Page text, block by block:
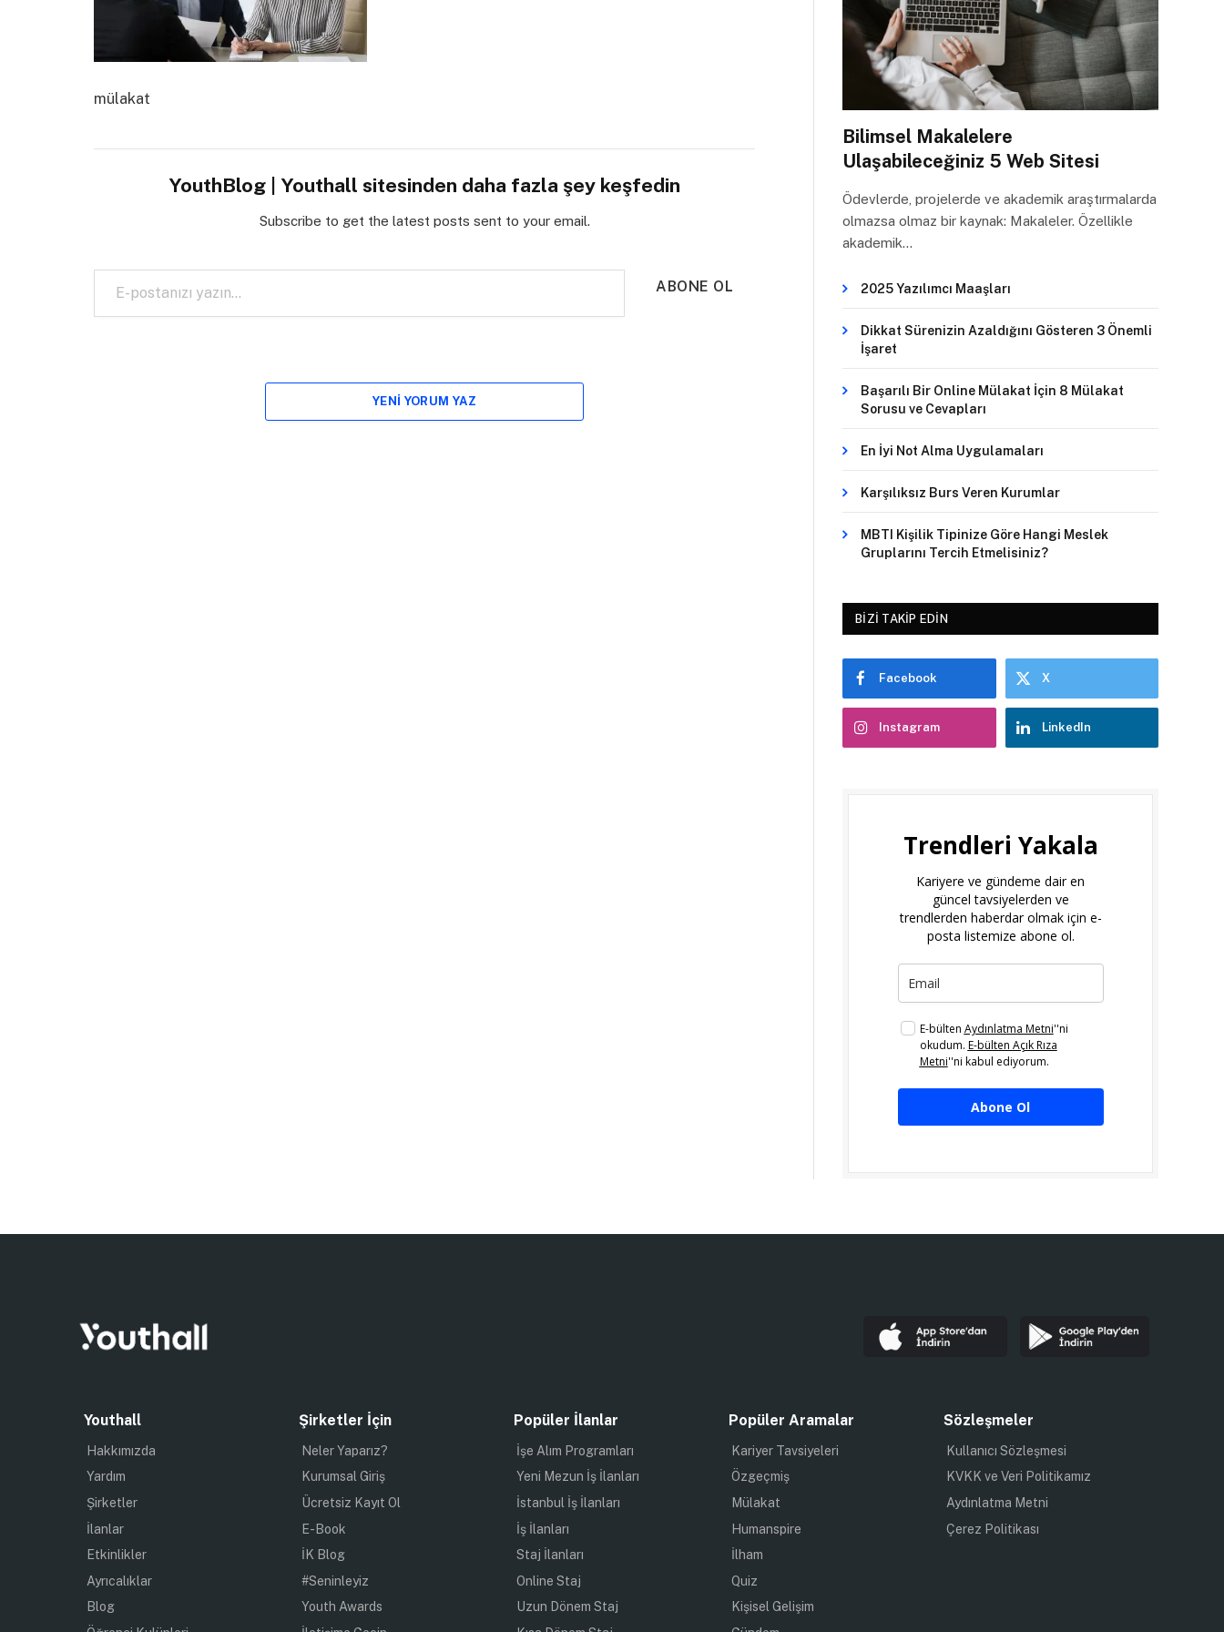
mülakat
YouthBlog | Youthall sitesinden daha fazla şey keşfedin
Subscribe to get the latest posts sent to your email.
E-postanızı yazın…
ABONE OL
YENI YORUM YAZ
Bilimsel Makalelere
Ulaşabileceğiniz 5 Web Sitesi
Ödevlerde, projelerde ve akademik araştırmalarda
olmazsa olmaz bir kaynak: Makaleler. Özellikle
akademik…
2025 Yazılımcı Maaşları
Dikkat Sürenizin Azaldığını Gösteren 3 Önemli
İşaret
Başarılı Bir Online Mülakat İçin 8 Mülakat
Sorusu ve Cevapları
En İyi Not Alma Uygulamaları
Karşılıksız Burs Veren Kurumlar
MBTI Kişilik Tipinize Göre Hangi Meslek
Gruplarını Tercih Etmelisiniz?
BIZI TAKIP EDIN
Facebook X
Instagram LinkedIn
Trendleri Yakala
Kariyere ve gündeme dair en
güncel tavsiyelerden ve
trendlerden haberdar olmak için e-
posta listemize abone ol.
E-bülten Aydınlatma Metni''ni
okudum. E-bülten Açık Rıza
Metni''ni kabul ediyorum.
Abone Ol
Youthall
Hakkımızda
Yardım
Şirketler
İlanlar
Etkinlikler
Ayrıcalıklar
Blog
Şirketler İçin
Neler Yaparız?
Kurumsal Giriş
Ücretsiz Kayıt Ol
E-Book
İK Blog
#Seninleyiz
Youth Awards
Popüler İlanlar
İşe Alım Programları
Yeni Mezun İş İlanları
İstanbul İş İlanları
İş İlanları
Staj İlanları
Online Staj
Uzun Dönem Staj
Popüler Aramalar
Kariyer Tavsiyeleri
Özgeçmiş
Mülakat
Humanspire
İlham
Quiz
Kişisel Gelişim
Sözleşmeler
Kullanıcı Sözleşmesi
KVKK ve Veri Politikamız
Aydınlatma Metni
Çerez Politikası